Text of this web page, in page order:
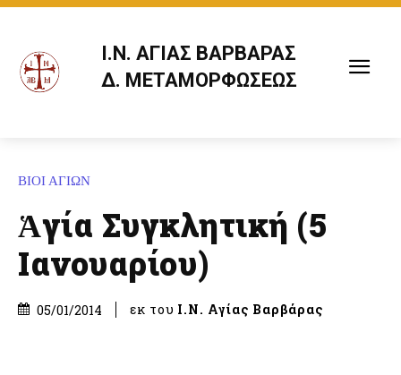
Ι.Ν. ΑΓΙΑΣ ΒΑΡΒΑΡΑΣ
Δ. ΜΕΤΑΜΟΡΦΩΣΕΩΣ
ΒΙΟΙ ΑΓΙΩΝ
Ἁγία Συγκλητική (5
Ιανουαρίου)
05/01/2014 εκ του Ι.Ν. Αγίας Βαρβάρας